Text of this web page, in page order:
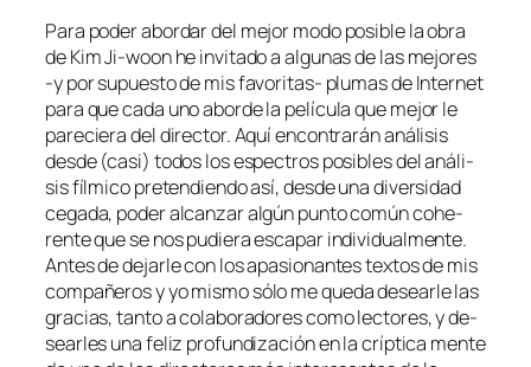
Para po­der abor­dar del me­jor mo­do po­si­ble la obra
de Kim Ji-woon he in­vi­ta­do a al­gu­nas de las me­jo­res
‑y por su­pues­to de mis favoritas- plu­mas de Internet
pa­ra que ca­da uno abor­de la pe­lí­cu­la que me­jor le
pa­re­cie­ra del di­rec­tor. Aquí en­con­tra­rán aná­li­sis
des­de (ca­si) to­dos los es­pec­tros po­si­bles del aná­li­
sis fíl­mi­co pre­ten­dien­do así, des­de una di­ver­si­dad
ce­ga­da, po­der al­can­zar al­gún pun­to co­mún cohe­
ren­te que se nos pu­die­ra es­ca­par in­di­vi­dual­men­te.
Antes de de­jar­le con los apa­sio­nan­tes tex­tos de mis
com­pa­ñe­ros y yo mis­mo só­lo me que­da de­sear­le las
gra­cias, tan­to a co­la­bo­ra­do­res co­mo lec­to­res, y de­
sear­les una fe­liz pro­fun­di­za­ción en la críp­ti­ca men­te